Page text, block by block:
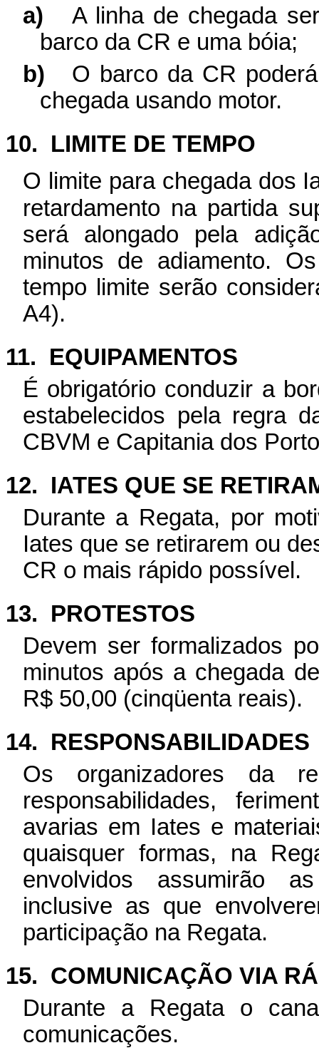
a)
A linha de chegada
barco da CR e uma bóia;
b)
O barco da CR
chegada usando motor.
10.
LIMITE DE TEMPO
O limite para chegada dos
retardamento na partida
será alongado pela
minutos de adiamento.
tempo limite serão
A4).
11.
EQUIPAMENTOS
É obrigatório conduzir a
estabelecidos pela regra
CBVM e Capitania dos
12.
IATES QUE SE
Durante a Regata, por
Iates que se retirarem ou
CR o mais rápido possível.
13.
PROTESTOS
Devem ser formalizados
minutos após a chegada
R$ 50,00 (cinqüenta reais).
14.
RESPONSABILIDADES
Os organizadores da
responsabilidades,
avarias em Iates e
quaisquer formas, na
envolvidos assumirão
inclusive as que
participação na Regata.
15. COMUNICAÇÃO VIA
Durante a Regata o
comunicações.